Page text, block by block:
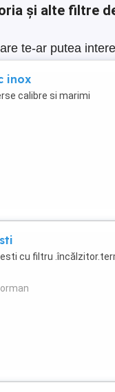
și alte filtre
te-ar putea
inox
calibre si marimi
cu filtru